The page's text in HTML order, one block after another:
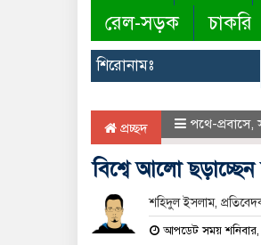
রেল-সড়ক
চাকরি
শিরোনামঃ
প্রচ্ছদ পথে-প্রবাসে,
বিশ্বে আলো
শহিদুল ইসলাম,
আপডেট সময় শনিবার,